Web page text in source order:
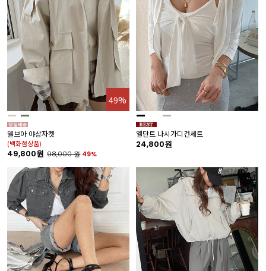
49%
델브아 야상자켓
(백화점상품)
49,800원 98,000원 49%
엘단트 나시가디건세트
24,800원